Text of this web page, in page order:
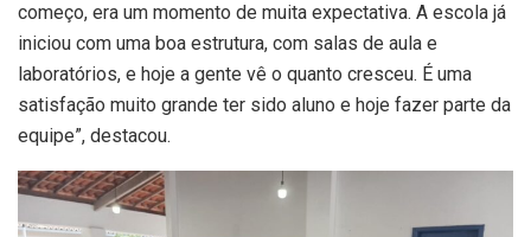
começo, era um momento de muita expectativa. A escola já
iniciou com uma boa estrutura, com salas de aula e
laboratórios, e hoje a gente vê o quanto cresceu. É uma
satisfação muito grande ter sido aluno e hoje fazer parte da
equipe”, destacou.